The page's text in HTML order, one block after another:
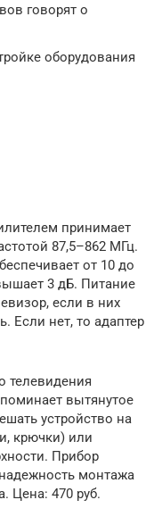
говорят о
оборудования
принимает
87,5–862 МГц.
от 10 до
3 дБ. Питание
если в них
Если нет, то адаптер
телевидения
вытянутое
устройство на
крючки) или
Прибор
монтажа
Цена: 470 руб.